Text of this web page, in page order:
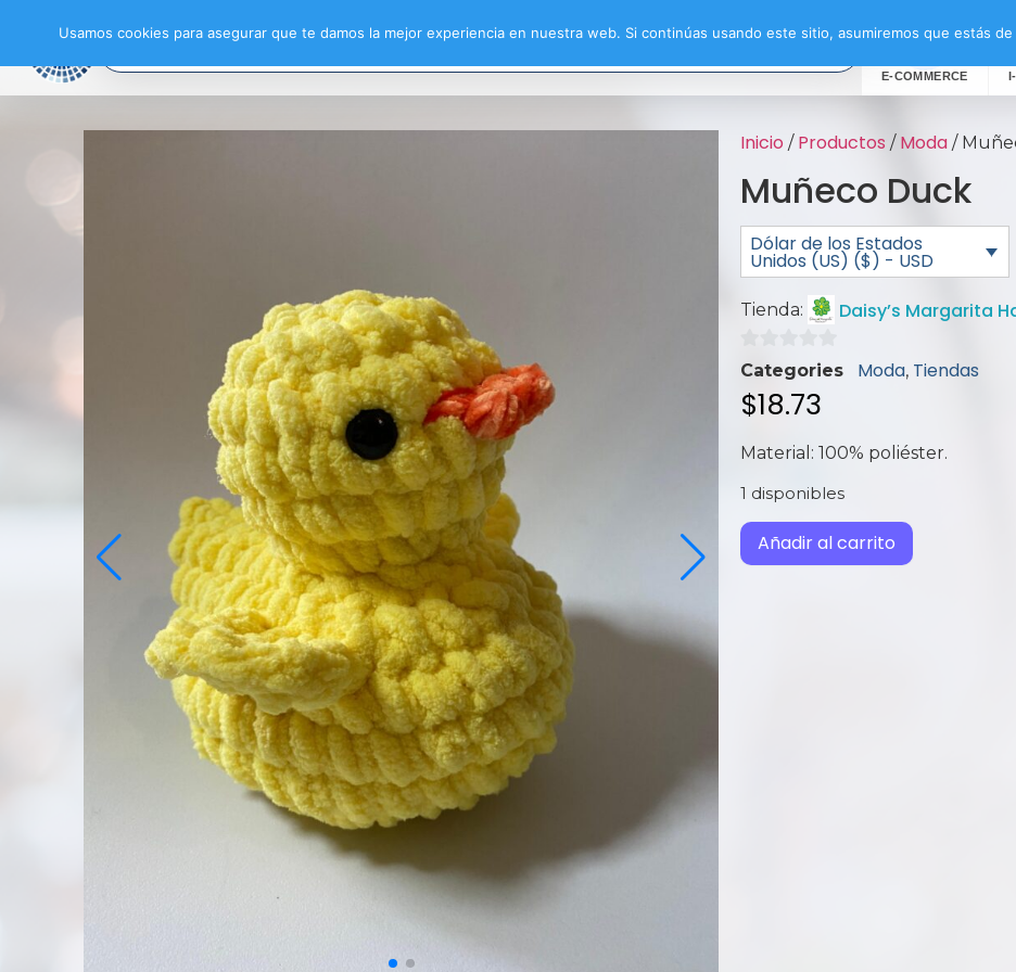
E-COMMERCE
Inicio / Productos / Moda /
Muñeco Duck
Dólar de los Estados
Unidos (US) ($) - USD
Tienda: Daisy’s Margarita
0
de
5
Categories Moda, Tiendas
$18.73
Material: 100% poliéster.
1 disponibles
Añadir al carrito
Usamos cookies para asegurar que te damos la mejor experiencia en nuestra web. Si continúas usando este sitio, asumiremos que estás